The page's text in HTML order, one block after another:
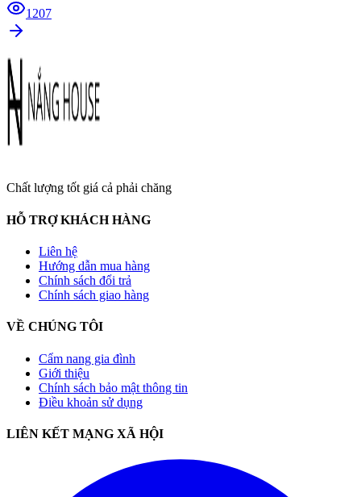
1207
Chất lượng tốt giá cả phải chăng
HỖ TRỢ KHÁCH HÀNG
Liên hệ
Hướng dẫn mua hàng
Chính sách đổi trả
Chính sách giao hàng
VỀ CHÚNG TÔI
Cẩm nang gia đình
Giới thiệu
Chính sách bảo mật thông tin
Điều khoản sử dụng
LIÊN KẾT MẠNG XÃ HỘI